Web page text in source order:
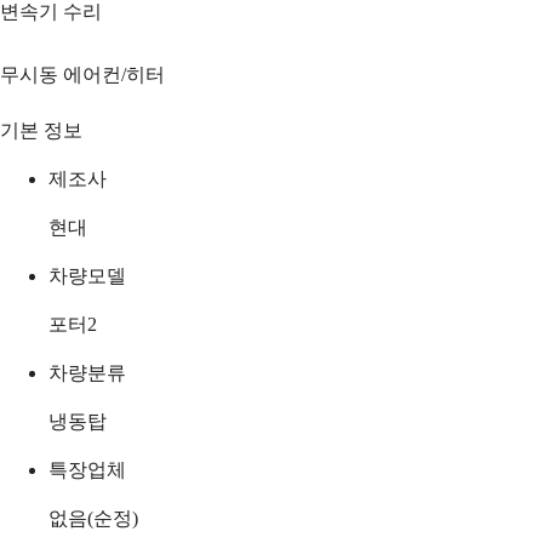
변속기 수리
무시동 에어컨/히터
기본 정보
제조사
현대
차량모델
포터2
차량분류
냉동탑
특장업체
없음(순정)